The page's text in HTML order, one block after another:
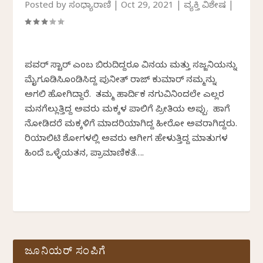
Posted byಸಂಧ್ಯಾರಾಣಿ |Oct 29, 2021 |ವ್ಯಕ್ತಿ ವಿಶೇಷ
ಪವರ್ ಸ್ಟಾರ್ ಎಂಬ ಬಿರುದಿದ್ದರೂ ವಿನಯ ಮತ್ತು ಸಜ್ಜನಿಕೆಯನ್ನು
ಮೈಗೂಡಿಸಿಕೊಂಡಿಸಿದ್ದ ಪುನೀತ್ ರಾಜ್ ಕುಮಾರ್ ನಮ್ಮನ್ನು
ಅಗಲಿ ಹೋಗಿದ್ದಾರೆ. ತಮ್ಮ ಹಾರ್ದಿಕ ನಗುವಿನಿಂದಲೇ ಎಲ್ಲರ
ಮನಗೆಲ್ಲುತ್ತಿದ್ದ ಅವರು ಮಕ್ಕಳ ಪಾಲಿಗೆ ಪ್ರೀತಿಯ ಅಪ್ಪು. ಹಾಗೆ
ನೋಡಿದರೆ ಮಕ್ಕಳಿಗೆ ಮಾದರಿಯಾಗಿದ್ದ ಹೀರೋ ಅವರಾಗಿದ್ದರು.
ರಿಯಾಲಿಟಿ ಶೋಗಳಲ್ಲಿ ಅವರು ಆಗೀಗ ಹೇಳುತ್ತಿದ್ದ ಮಾತುಗಳ
ಹಿಂದೆ ಒಳ್ಳೆಯತನ, ಪ್ರಾಮಾಣಿಕತೆ….
ಜೂನಿಯರ್ ಸಂಪಿಗೆ